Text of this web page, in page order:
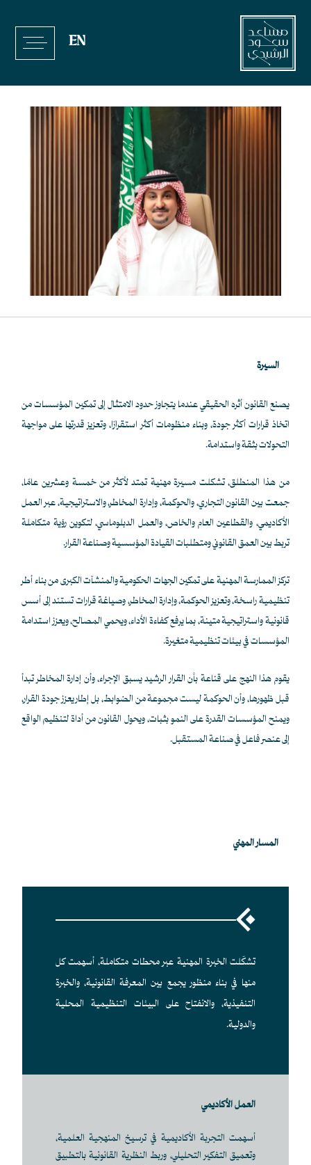
المحتوى
EN
السيرة
يصنع القانون أثره الحقيقي عندما يتجاوز حدود الامتثال إلى تمكين المؤسسات من
اتخاذ قرارات أكثر جودة، وبناء منظومات أكثر استقرارًا، وتعزيز قدرتها على مواجهة
التحولات بثقة واستدامة.
من هذا المنطلق، تشكلت مسيرة مهنية تمتد لأكثر من خمسة وعشرين عامًا،
جمعت بين القانون التجاري، والحوكمة، وإدارة المخاطر، والاستراتيجية، عبر العمل
الأكاديمي، والقطاعين العام والخاص، والعمل الدبلوماسي، لتكوين رؤية متكاملة
تربط بين العمق القانوني ومتطلبات القيادة المؤسسية وصناعة القرار.
تركز الممارسة المهنية على تمكين الجهات الحكومية والمنشآت الكبرى من بناء أطر
تنظيمية راسخة، وتعزيز الحوكمة، وإدارة المخاطر، وصياغة قرارات تستند إلى أسس
قانونية واستراتيجية متينة، بما يرفع كفاءة الأداء، ويحمي المصالح، ويعزز استدامة
المؤسسات في بيئات تنظيمية متغيرة.
يقوم هذا النهج على قناعة بأن القرار الرشيد يسبق الإجراء، وأن إدارة المخاطر تبدأ
قبل ظهورها، وأن الحوكمة ليست مجموعة من الضوابط، بل إطار يعزز جودة القرار،
ويمنح المؤسسات القدرة على النمو بثبات، ويحول القانون من أداة لتنظيم الواقع
إلى عنصر فاعل في صناعة المستقبل.
المسار المهني
تشكّلت الخبرة المهنية عبر محطات متكاملة، أسهمت كل
منها في بناء منظور يجمع بين المعرفة القانونية، والخبرة
التنفيذية، والانفتاح على البيئات التنظيمية المحلية
والدولية.
العمل الأكاديمي
أسهمت التجربة الأكاديمية في ترسيخ المنهجية العلمية،
وتعميق التفكير التحليلي، وربط النظرية القانونية بالتطبيق